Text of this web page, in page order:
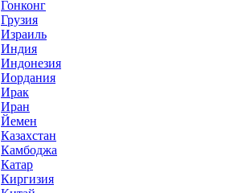
Гонконг
Грузия
Израиль
Индия
Индонезия
Иордания
Ирак
Иран
Йемен
Казахстан
Камбоджа
Катар
Киргизия